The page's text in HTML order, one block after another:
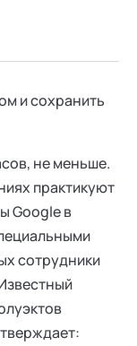
и сохранить
не меньше.
практикуют
Google в
сотрудники